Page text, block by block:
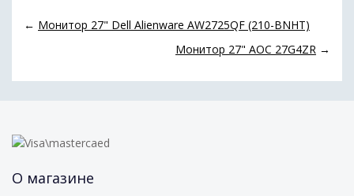
← Монитор 27" Dell Alienware AW2725QF (210-BNHT)
Монитор 27" AOC 27G4ZR →
О магазине